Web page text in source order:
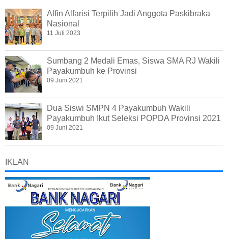
Alfin Alfarisi Terpilih Jadi Anggota Paskibraka
Nasional
11 Juli 2023
Sumbang 2 Medali Emas, Siswa SMA RJ Wakili
Payakumbuh ke Provinsi
09 Juni 2021
Dua Siswi SMPN 4 Payakumbuh Wakili
Payakumbuh Ikut Seleksi POPDA Provinsi 2021
09 Juni 2021
IKLAN